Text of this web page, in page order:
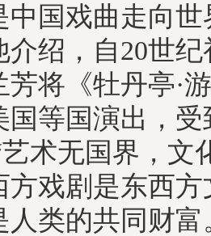
中国戏曲走向
介绍，自20世
芳将《牡丹亭·
国等国演出，
无国界，文
方戏剧是东西
人类的共同财富